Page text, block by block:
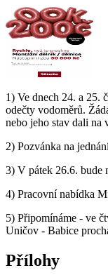
1) Ve dnech 24. a 25.
odečty vodoměrů.
nebo jeho stav dali na
2) Pozvánka na
3) V pátek 26.6. bude
4) Pracovní nabídka
5) Připomínáme - ve
Uničov - Babice
Přílohy